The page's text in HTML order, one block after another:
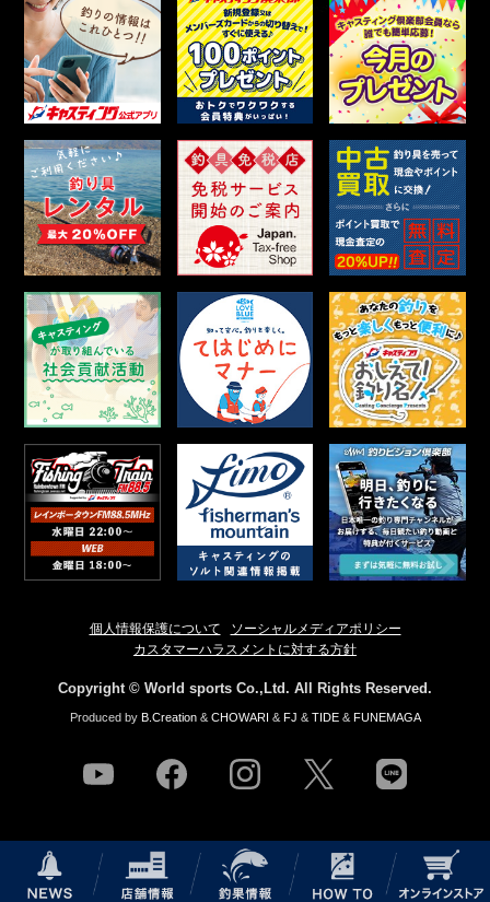
個人情報保護について
ソーシャルメディアポリシー
カスタマーハラスメントに対する方針
Copyright © World sports Co.,Ltd. All Rights Reserved.
Produced by B.Creation& CHOWARI & FJ & TIDE& FUNEMAGA
youtube facebook instagram line
NEWS 店舗情報 釣果情報 HOW TO